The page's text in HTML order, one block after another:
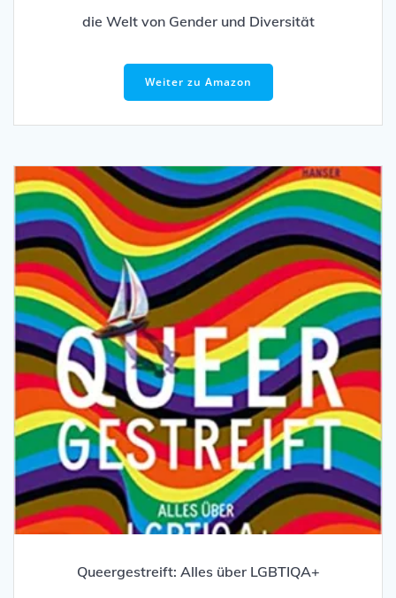
die Welt von Gender und Diversität
Weiter zu Amazon
Queergestreift: Alles über LGBTIQA+